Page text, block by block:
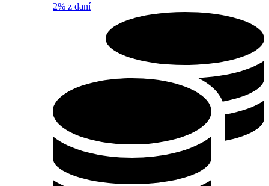
2% z daní